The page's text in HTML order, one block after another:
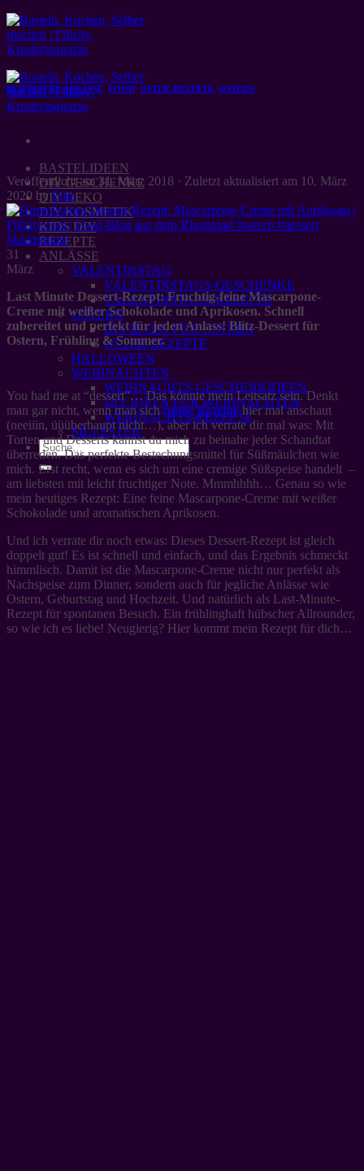
Zum
Inhalt
springen
BASTELIDEEN
DIY GESCHENKE
DIY DEKO
DIY KOSMETIK
KIDS DIY
REZEPTE
ANLÄSSE
VALENTINSTAG
VALENTINSTAGS-GESCHENKE
VALENTINSTAGS-REZEPTE
OSTERN
DIY IDEEN FÜR OSTERN
OSTER-REZEPTE
HALLOWEEN
WEIHNACHTEN
WEIHNACHTS-GESCHENKIDEEN
DIY IDEEN FÜR WEIHNACHTEN
WEIHNACHTS-REZEPTE
SILVESTER
BESONDERE ANLÄSSE FOOD OSTER-REZEPTE OSTERN
Mascarpone-Creme mit Aprikosen
Veröffentlicht am31. März 2018 · Zuletzt aktualisiert am 10. März
2020 byFiliz
31
März
Last Minute Dessert-Rezept: Fruchtig-feine Mascarpone-
Creme mit weißer Schokolade und Aprikosen. Schnell
zubereitet und perfekt für jeden Anlass! Blitz-Dessert für
Ostern, Frühling & Sommer.
You had me at “dessert”… Das könnte mein Leitsatz sein. Denkt
man gar nicht, wenn man sichmeine Rezeptehier mal anschaut
(neeiiin, üüüberhaupt nicht…), aber ich verrate dir mal was: Mit
Torten und Desserts kannst du mich zu beinahe jeder Schandtat
überreden. Das perfekte Bestechungsmittel für Süßmäulchen wie
mich. Erst recht, wenn es sich um eine cremige Süßspeise handelt –
am liebsten mit leicht fruchtiger Note. Mmmhhhh… Genau so wie
mein heutiges Rezept: Eine feine Mascarpone-Creme mit weißer
Schokolade und aromatischen Aprikosen.
Und ich verrate dir noch etwas: Dieses Dessert-Rezept ist gleich
doppelt gut! Es ist schnell und einfach, und das Ergebnis schmeckt
himmlisch. Damit ist die Mascarpone-Creme nicht nur perfekt als
Nachspeise zum Dinner, sondern auch für jegliche Anlässe wie
Ostern, Geburtstag und Hochzeit. Und natürlich als Last-Minute-
Rezept für spontanen Besuch. Ein frühlinghaft hübscher Allrounder,
so wie ich es liebe! Neugierig? Hier kommt mein Rezept für dich…